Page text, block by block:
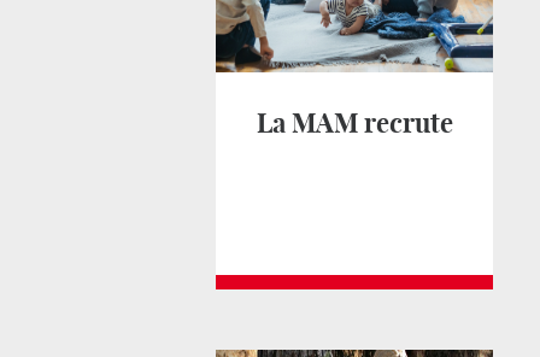
La MAM recrute